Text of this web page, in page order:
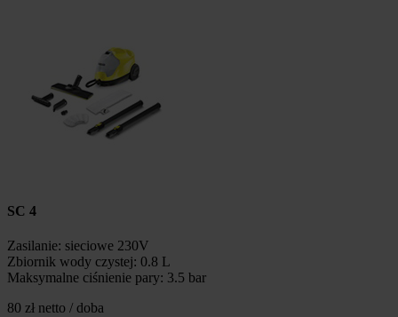
SC 4
Zasilanie: sieciowe 230V
Zbiornik wody czystej: 0.8 L
Maksymalne ciśnienie pary: 3.5 bar
80 zł netto / doba